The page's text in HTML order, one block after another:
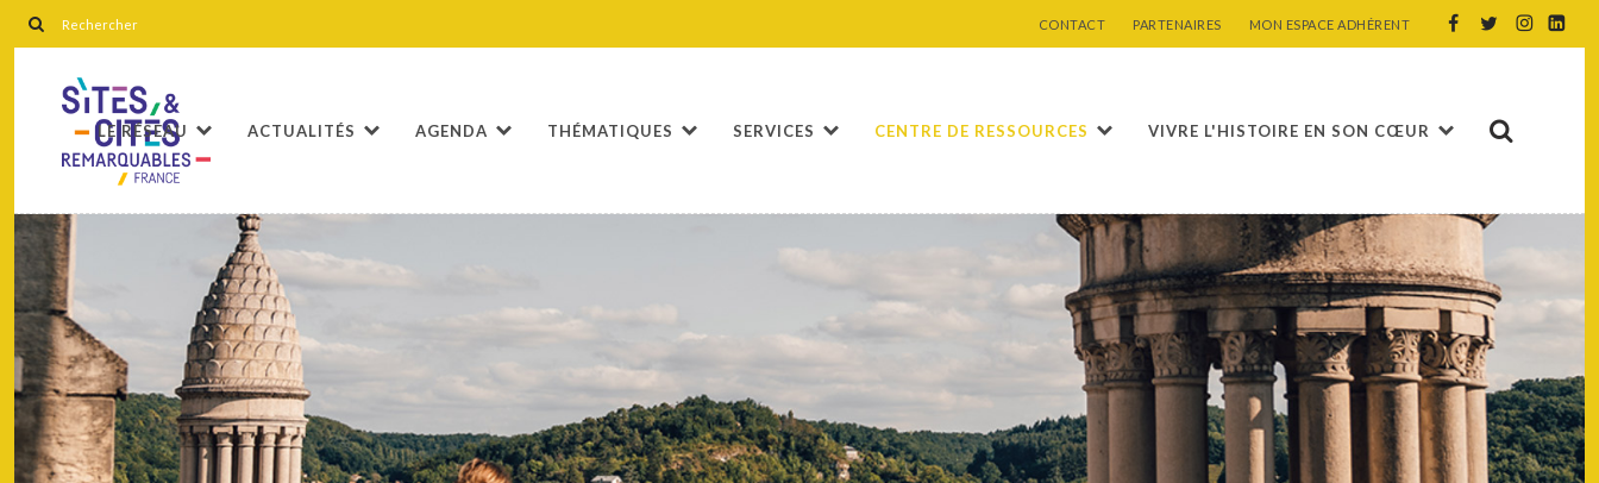
CONTACT PARTENAIRES MON ESPACE ADHÉRENT
LE RÉSEAU ACTUALITÉS AGENDA THÉMATIQUES SERVICES CENTRE DE RESSOURCES VIVRE L'HISTOIRE EN SON CŒUR